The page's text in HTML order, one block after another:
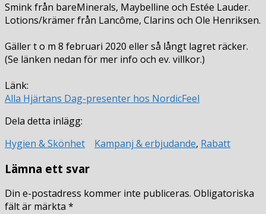
Smink från bareMinerals, Maybelline och Estée Lauder.
Lotions/krämer från Lancôme, Clarins och Ole Henriksen.
Gäller t o m 8 februari 2020 eller så långt lagret räcker.
(Se länken nedan för mer info och ev. villkor.)
Länk:
Alla Hjärtans Dag-presenter hos NordicFeel
Dela detta inlägg:
Hygien & Skönhet
Kampanj & erbjudande, Rabatt
Lämna ett svar
Din e-postadress kommer inte publiceras. Obligatoriska
fält är märkta *